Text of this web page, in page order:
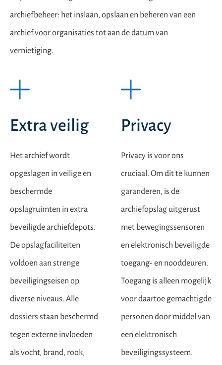
archiefbeheer: het inslaan, opslaan en beheren van een
archief voor organisaties tot aan de datum van
vernietiging.
Extra veilig
Het archief wordt
opgeslagen in veilige en
beschermde
opslagruimten in extra
beveiligde archiefdepots.
De opslagfaciliteiten
voldoen aan strenge
beveiligingseisen op
diverse niveaus. Alle
dossiers staan beschermd
tegen externe invloeden
als vocht, brand, rook,
Privacy
Privacy is voor ons
cruciaal. Om dit te kunnen
garanderen, is de
archiefopslag uitgerust
met bewegingssensoren
en elektronisch beveiligde
toegang- en nooddeuren.
Toegang is alleen mogelijk
voor daartoe gemachtigde
personen door middel van
een elektronisch
beveiligingssysteem.